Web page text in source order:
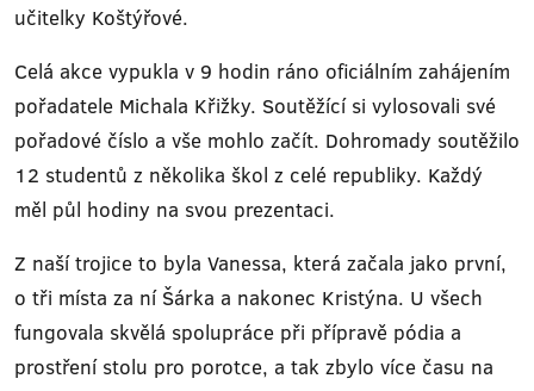
učitelky Koštýřové.
Celá akce vypukla v 9 hodin ráno oficiálním zahájením
pořadatele Michala Křižky. Soutěžící si vylosovali své
pořadové číslo a vše mohlo začít. Dohromady soutěžilo
12 studentů z několika škol z celé republiky. Každý
měl půl hodiny na svou prezentaci.
Z naší trojice to byla Vanessa, která začala jako první,
o tři místa za ní Šárka a nakonec Kristýna. U všech
fungovala skvělá spolupráce při přípravě pódia a
prostření stolu pro porotce, a tak zbylo více času na